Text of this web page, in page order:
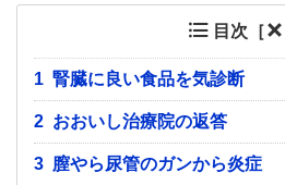
目次［
1 腎臓に良い食品を気診断
2 おおいし治療院の返答
3 膣やら尿管のガンから炎症